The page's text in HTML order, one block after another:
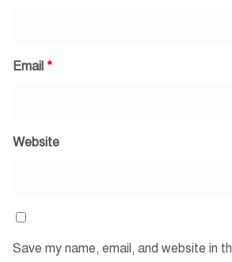
Email *
Website
Save my name, email, and website in